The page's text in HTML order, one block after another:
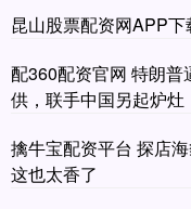
昆山股票配资网APP
配360配资官网 特朗
供，联手中国另起炉灶
擒牛宝配资平台 探店
这也太香了